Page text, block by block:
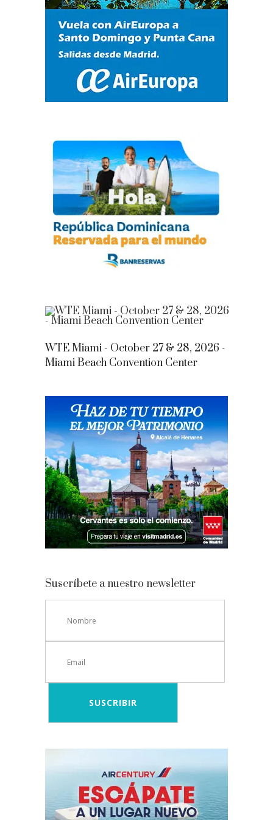
WTE Miami - October 27 & 28, 2026 -
Miami Beach Convention Center
Suscríbete a nuestro newsletter